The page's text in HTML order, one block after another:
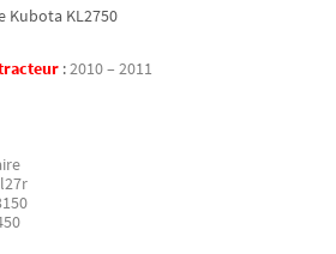
:2010 – 2011